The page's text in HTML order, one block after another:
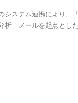
システム連携により、
析、メールを起点とし